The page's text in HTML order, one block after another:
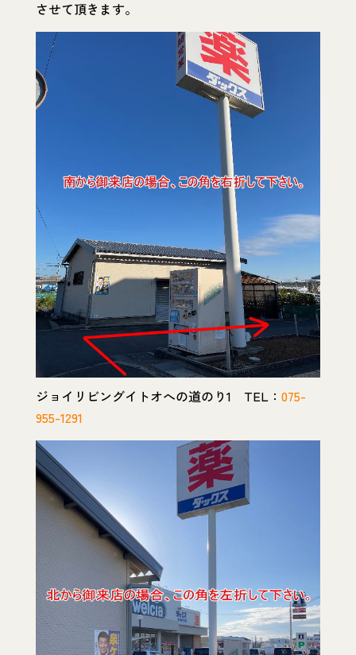
させて頂きます。
ジョイリビングイトオへの道のり1 TEL： 075-
955-1291